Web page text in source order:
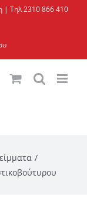
| Τηλ 2310 866 410